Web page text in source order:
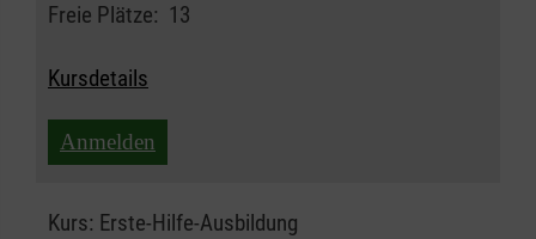
Freie Plätze: 13
Kursdetails
Anmelden
Kurs: Erste-Hilfe-Ausbildung